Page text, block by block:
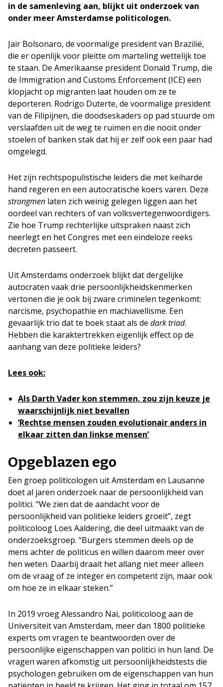
in de samenleving aan, blijkt uit onderzoek van
onder meer Amsterdamse politicologen.
Jair Bolsonaro, de voormalige president van Brazilië,
die er openlijk voor pleitte om marteling wettelijk toe
te staan. De Amerikaanse president Donald Trump, die
de Immigration and Customs Enforcement (ICE) een
klopjacht op migranten laat houden om ze te
deporteren. Rodrigo Duterte, de voormalige president
van de Filipijnen, die doodseskaders op pad stuurde om
verslaafden uit de weg te ruimen en die nooit onder
stoelen of banken stak dat hij er zelf ook een paar had
omgelegd.
Het zijn rechtspopulistische leiders die met keiharde
hand regeren en een autocratische koers varen. Deze
strongmen laten zich weinig gelegen liggen aan het
oordeel van rechters of van volksvertegenwoordigers.
Zie hoe Trump rechterlijke uitspraken naast zich
neerlegt en het Congres met een eindeloze reeks
decreten passeert.
Uit Amsterdams onderzoek blijkt dat dergelijke
autocraten vaak drie persoonlijkheidskenmerken
vertonen die je ook bij zware criminelen tegenkomt:
narcisme, psychopathie en machiavellisme. Een
gevaarlijk trio dat te boek staat als de dark triad.
Hebben die karaktertrekken eigenlijk effect op de
aanhang van deze politieke leiders?
Lees ook:
Als Darth Vader kon stemmen, zou zijn keuze je
waarschijnlijk niet bevallen
‘Rechtse mensen zouden evolutionair anders in
elkaar zitten dan linkse mensen’
Opgeblazen ego
Een groep politicologen uit Amsterdam en Lausanne
doet al jaren onderzoek naar de persoonlijkheid van
politici. “We zien dat de aandacht voor de
persoonlijkheid van politieke leiders groeit”, zegt
politicoloog Loes Aaldering, die deel uitmaakt van de
onderzoeksgroep. “Burgers stemmen deels op de
mens achter de politicus en willen daarom meer over
hen weten. Daarbij draait het allang niet meer alleen
om de vraag of ze integer en competent zijn, maar ook
om hoe ze in elkaar steken.”
In 2019 vroeg Alessandro Nai, politicoloog aan de
Universiteit van Amsterdam, meer dan 1800 politieke
experts om vragen te beantwoorden over de
persoonlijke eigenschappen van politici in hun land. De
vragen waren afkomstig uit persoonlijkheidstests die
psychologen gebruiken om de eigenschappen van hun